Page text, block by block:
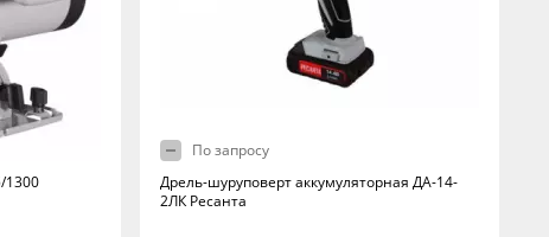
1300
По запросу
Дрель-шуруповерт аккумуляторная ДА-14-
2ЛК Ресанта